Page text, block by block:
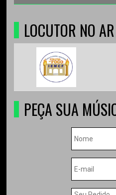
LOCUTOR NO AR
PEÇA SUA